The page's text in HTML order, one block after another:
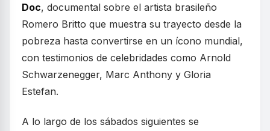
Doc, documental sobre el artista brasileño
Romero Britto que muestra su trayecto desde la
pobreza hasta convertirse en un ícono mundial,
con testimonios de celebridades como Arnold
Schwarzenegger, Marc Anthony y Gloria
Estefan.
A lo largo de los sábados siguientes se